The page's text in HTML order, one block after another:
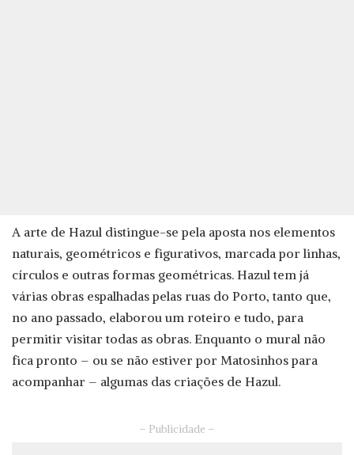
A arte de Hazul distingue-se pela aposta nos elementos
naturais, geométricos e figurativos, marcada por linhas,
círculos e outras formas geométricas. Hazul tem já
várias obras espalhadas pelas ruas do Porto, tanto que,
no ano passado, elaborou um roteiro e tudo, para
permitir visitar todas as obras. Enquanto o mural não
fica pronto – ou se não estiver por Matosinhos para
acompanhar – algumas das criações de Hazul.
– Publicidade –